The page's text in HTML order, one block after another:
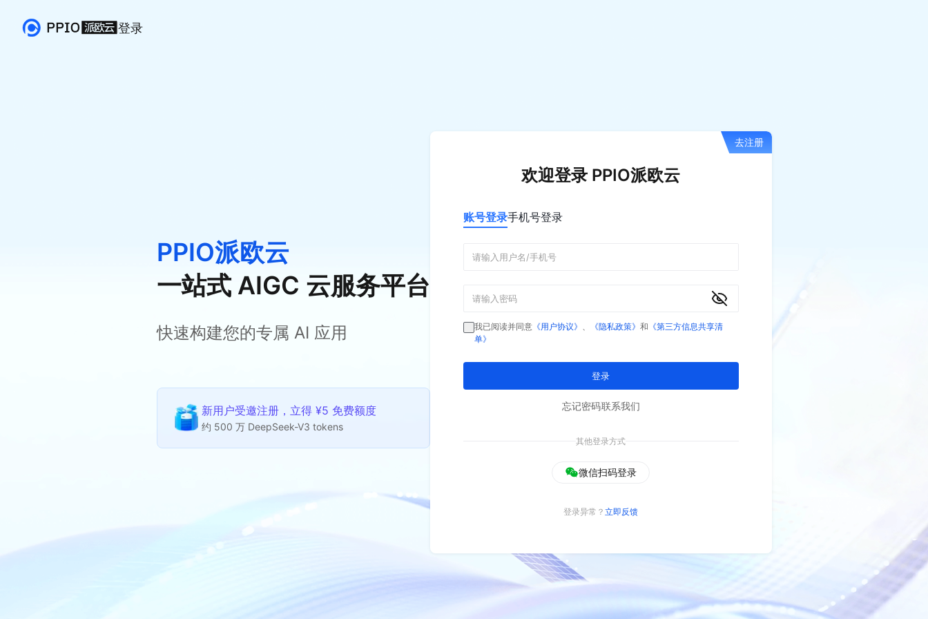
登录
PPIO派欧云
一站式 AIGC 云服务平台
快速构建您的专属 AI 应用
新用户受邀注册，立得 ¥5 免费额度
约 500 万 DeepSeek-V3 tokens
去注册
欢迎登录 PPIO派欧云
账号登录手机号登录
我已阅读并同意《用户协议》 《隐私政策》 和 《第三方信息共享清
单》
登录
忘记密码联系我们
其他登录方式
微信扫码登录
登录异常？ 立即反馈